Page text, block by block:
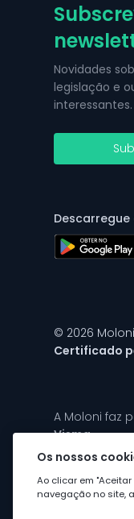
Novidades
legislação e
interessantes.
© 2026
Certificado
A Moloni faz
Visma
Os nossos
Ao clicar em
navegação no site,